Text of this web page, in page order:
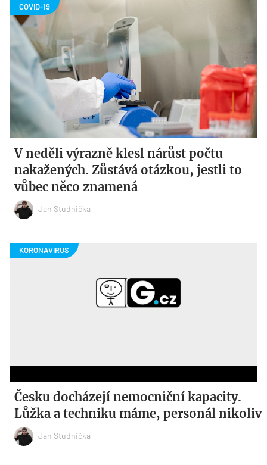
V neděli výrazně klesl nárůst počtu
nakažených. Zůstává otázkou, jestli to
vůbec něco znamená
Jan Studnička
Česku docházejí nemocniční kapacity.
Lůžka a techniku máme, personál nikoliv
Jan Studnička